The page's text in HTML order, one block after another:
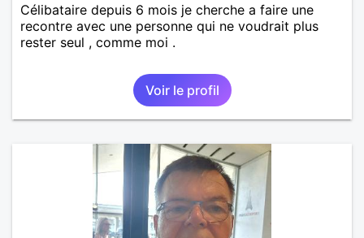
Célibataire depuis 6 mois je cherche a faire une
recontre avec une personne qui ne voudrait plus
rester seul , comme moi .
Voir le profil